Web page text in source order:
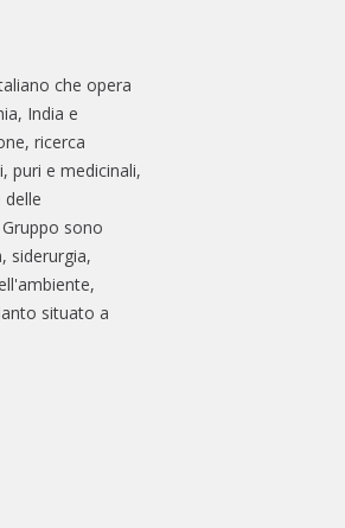
che opera
India e
ricerca
puri e medicinali,
sono
siderurgia,
situato a